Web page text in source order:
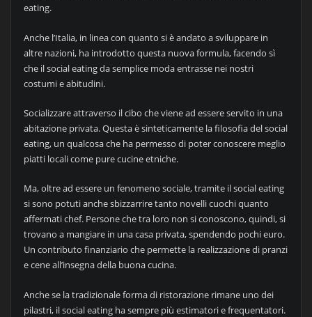
eating.
Anche l’Italia, in linea con quanto si è andato a sviluppare in
altre nazioni, ha introdotto questa nuova formula, facendo sì
che il social eating da semplice moda entrasse nei nostri
costumi e abitudini.
Socializzare attraverso il cibo che viene ad essere servito in una
abitazione privata. Questa è sinteticamente la filosofia del social
eating, un qualcosa che ha permesso di poter conoscere meglio
piatti locali come pure cucine etniche.
Ma, oltre ad essere un fenomeno sociale, tramite il social eating
si sono potuti anche sbizzarrire tanto novelli cuochi quanto
affermati chef. Persone che tra loro non si conoscono, quindi, si
trovano a mangiare in una casa privata, spendendo pochi euro.
Un contributo finanziario che permette la realizzazione di pranzi
e cene all’insegna della buona cucina.
Anche se la tradizionale forma di ristorazione rimane uno dei
pilastri, il social eating ha sempre più estimatori e frequentatori.